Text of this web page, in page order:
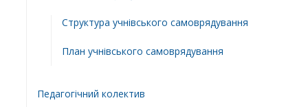
Структура учнiвського самоврядування
План учнiвського самоврядування
Педагогічний колектив